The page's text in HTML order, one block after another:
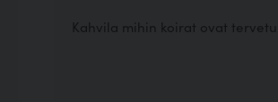
Kahvila mihin koirat ovat